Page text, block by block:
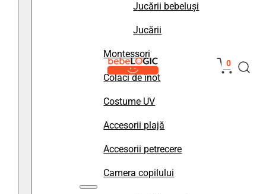
Jucării bebeluși
Jucării
Montessori
Colaci de înot
Costume UV
Accesorii plajă
Accesorii petrecere
Camera copilului
0